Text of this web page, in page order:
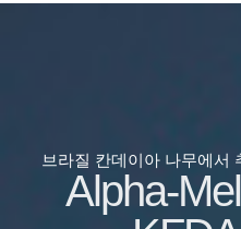
브라질 칸데이아 나무에서
Alpha-